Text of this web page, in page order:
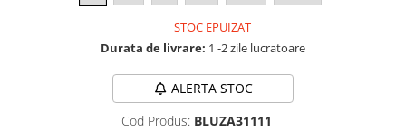
STOC EPUIZAT
Durata de livrare: 1 -2 zile lucratoare
ALERTA STOC
Cod Produs: BLUZA31111